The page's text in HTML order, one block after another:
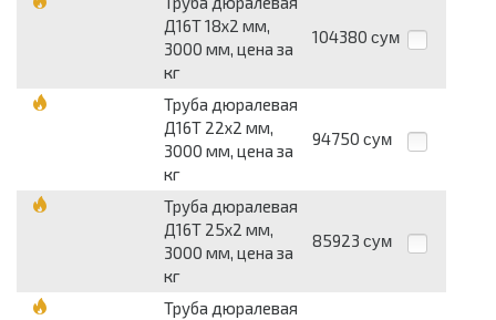
Д16Т 18х2 мм,
3000 мм, цена за
кг
104380 сум
Труба дюралевая
Д16Т 22х2 мм,
3000 мм, цена за
кг
94750 сум
Труба дюралевая
Д16Т 25х2 мм,
3000 мм, цена за
кг
85923 сум
Труба дюралевая